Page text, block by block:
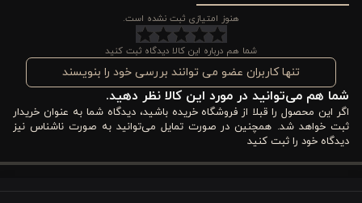
دسته چوبی این محصول نیز یکی از نکات مهم در طراحی آن است.
چوب به طور طبیعی انتقال حرارت کمی دارد و همین ویژگی کمک
می‌کند هنگام کار با قابلمه‌های داغ، دست شما کمتر احساس گرما کند.
در کنار این ویژگی، دسته چوبی ظاهر زیبایی هم به ابزار آشپزخانه
می‌دهد و حس طبیعی و گرم‌تری به فضای آشپزی شما اضافه می‌کند.
هنوز امتیازی ثبت نشده است.
شما هم درباره این کالا دیدگاه ثبت کنید
تنها کاربران عضو می توانند بررسی خود را بنویسند
شما هم می‌توانید در مورد این کالا نظر دهید.
اگر این محصول را قبلا از فروشگاه خریده باشید، دیدگاه شما به عنوان خریدار
ثبت خواهد شد. همچنین در صورت تمایل می‌توانید به صورت ناشناس نیز
دیدگاه خود را ثبت کنید